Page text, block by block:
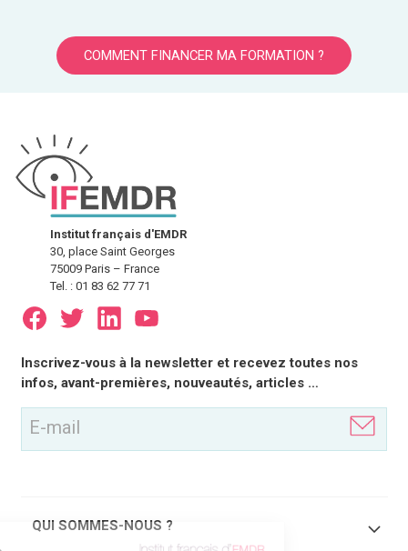
COMMENT FINANCER MA FORMATION ?
Institut français d'EMDR
30, place Saint Georges
75009 Paris – France
Tel. : 01 83 62 77 71
E-
mail
(Nécessaire)
Inscrivez-vous à la newsletter et recevez toutes nos
infos, avant-premières, nouveautés, articles …
QUI SOMMES-NOUS ?